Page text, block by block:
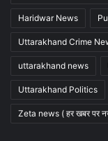
Haridwar News
Uttarakhand Crime
uttarakhand news
Uttarakhand Politics
Zeta news ( हर खबर पर